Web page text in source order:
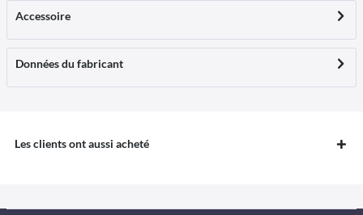
Accessoire
Données du fabricant
Les clients ont aussi acheté